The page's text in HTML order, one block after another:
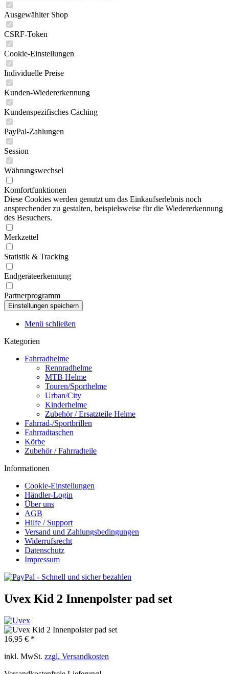
Ausgewählter Shop
CSRF-Token
Cookie-Einstellungen
Individuelle Preise
Kunden-Wiedererkennung
Kundenspezifisches Caching
PayPal-Zahlungen
Session
Währungswechsel
Komfortfunktionen
Diese Cookies werden genutzt um das Einkaufserlebnis noch
ansprechender zu gestalten, beispielsweise für die Wiedererkennung
des Besuchers.
Merkzettel
Statistik & Tracking
Endgeräteerkennung
Partnerprogramm
Menü schließen
Kategorien
Fahrradhelme
Rennradhelme
MTB Helme
Touren/Sporthelme
Urban/City
Kinderhelme
Zubehör / Ersatzteile Helme
Fahrrad-/Sportbrillen
Fahrradtaschen
Körbe
Zubehör / Fahrradteile
Informationen
Cookie-Einstellungen
Händler-Login
Über uns
AGB
Hilfe / Support
Versand und Zahlungsbedingungen
Widerrufsrecht
Datenschutz
Impressum
Uvex Kid 2 Innenpolster pad set
16,95 € *
inkl. MwSt. zzgl. Versandkosten